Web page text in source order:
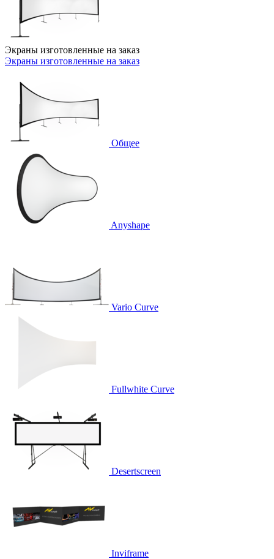
Экраны изготовленные на заказ
Экраны изготовленные на заказ
Общее
Anyshape
Vario Curve
Fullwhite Curve
Desertscreen
Inviframe